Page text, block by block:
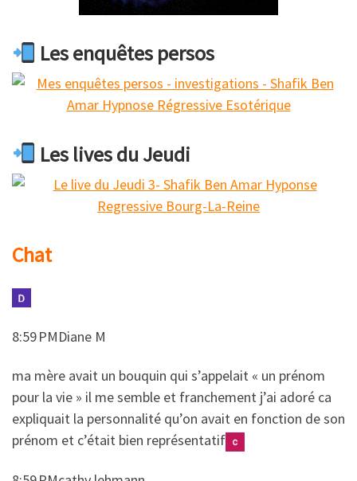
Les enquêtes persos
Les lives du Jeudi
Chat
8:59 PMDiane M
​​ma mère avait un bouquin qui s’appelait « un prénom
pour la vie » il me semble et franchement j’ai adoré ca
expliquait la personnalité qu’on avait en fonction de son
prénom et c’était bien représentatif